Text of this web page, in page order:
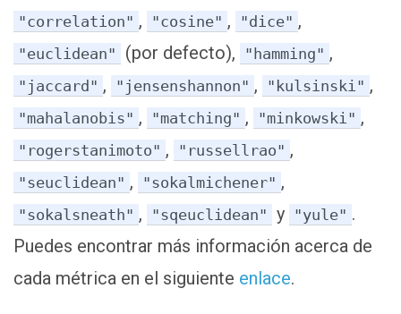
"correlation" , "cosine" , "dice" ,
"euclidean" (por defecto), "hamming" ,
"jaccard" , "jensenshannon" , "kulsinski" ,
"mahalanobis" , "matching" , "minkowski" ,
"rogerstanimoto" , "russellrao" ,
"seuclidean" , "sokalmichener" ,
"sokalsneath" , "sqeuclidean" y "yule" .
Puedes encontrar más información acerca de
cada métrica en el siguiente enlace.